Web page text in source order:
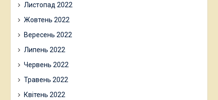
Листопад 2022
Жовтень 2022
Вересень 2022
Липень 2022
Червень 2022
Травень 2022
Квітень 2022